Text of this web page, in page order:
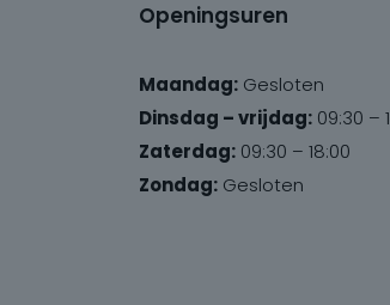
Openingsuren
Maandag: Gesloten
Dinsdag – vrijdag: 09:30 –
Zaterdag: 09:30 – 18:00
Zondag: Gesloten